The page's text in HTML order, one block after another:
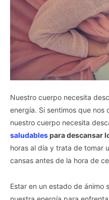
Nuestro cuerpo necesita
energía. Si sentimos que nos
nuestro cuerpo necesita
saludablespara descansar
horas al día y trata de tomar
cansas antes de la hora de
Estar en un estado de ánimo